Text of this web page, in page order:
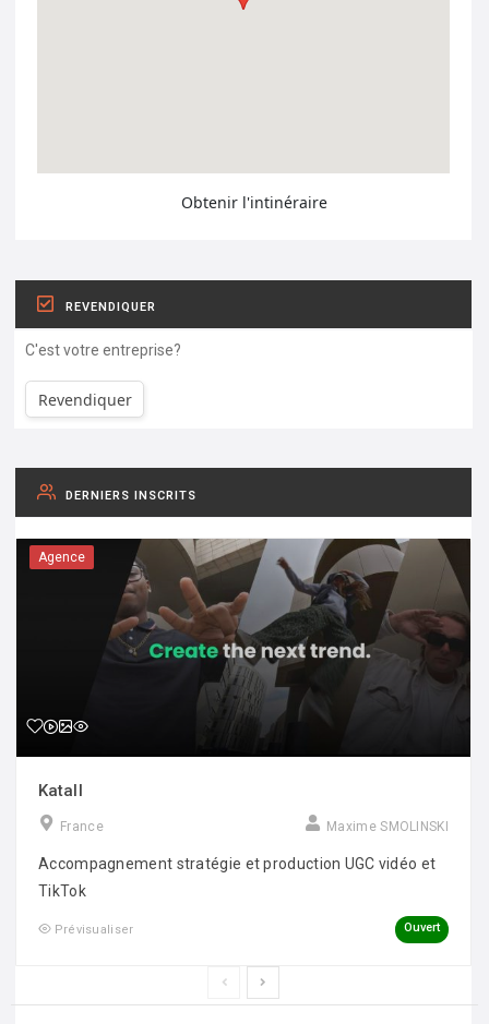
Obtenir l'intinéraire
REVENDIQUER
C'est votre entreprise?
Revendiquer
DERNIERS INSCRITS
Agence
Katall
France Maxime SMOLINSKI
Accompagnement stratégie et production UGC vidéo et
TikTok
Prévisualiser Ouvert